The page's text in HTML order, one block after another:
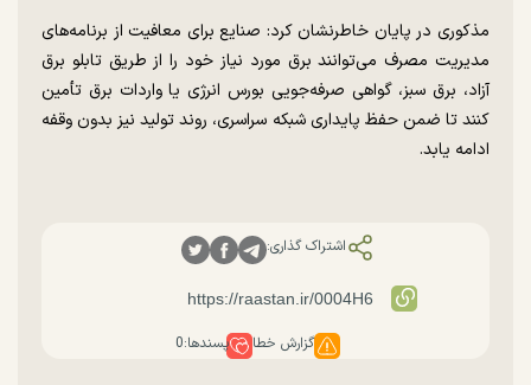
مذکوری در پایان خاطرنشان کرد: صنایع برای معافیت از برنامه‌های
مدیریت مصرف می‌توانند برق مورد نیاز خود را از طریق تابلو برق
آزاد، برق سبز، گواهی صرفه‌جویی بورس انرژی یا واردات برق تأمین
کنند تا ضمن حفظ پایداری شبکه سراسری، روند تولید نیز بدون وقفه
ادامه یابد.
اشتراک گذاری:
گزارش خطا پسندها:0